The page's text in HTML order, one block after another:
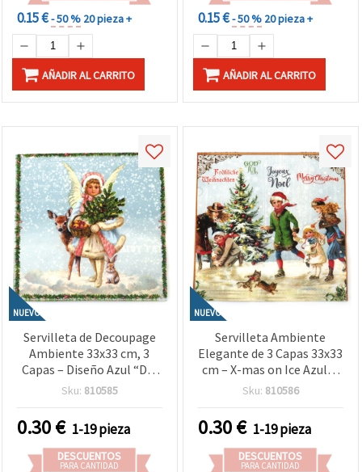
0.15 €- 50 % 20 pieza +
AÑADIR AL CARRITO
0.15 €- 50 % 20 pieza +
AÑADIR AL CARRITO
NUEVO
Servilleta de Decoupage
Ambiente 33x33 cm, 3
Capas – Diseño Azul “Día
Nevado”, Ideal para
Decoración Navideña y
Creaciones Hechas a
Mano
Sku: 810585
0.30€ 1-19 pieza
DESCUENTOS
PARA CANTIDAD
NUEVO
Servilleta Ambiente
Elegante de 3 Capas 33x33
cm – X-mas on Ice Azul, 1
Unidad – Ideal para
Navideño y Manualidades
DIY
Sku: 810586
0.30€ 1-19 pieza
DESCUENTOS
PARA CANTIDAD